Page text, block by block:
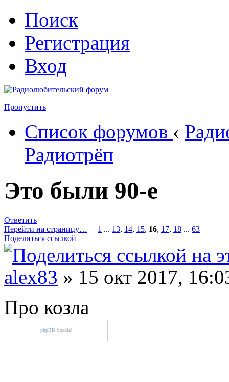
Поиск
Регистрация
Вход
Пропустить
Список форумов ‹
Радиотрёп
Это были 90-е
Ответить
Перейти на страницу…
1 ... 13, 14, 15, 16, 17, 18 ... 63
Поделиться ссылкой
alex83 » 15 окт 2017,
Про козла
phpBB [media]